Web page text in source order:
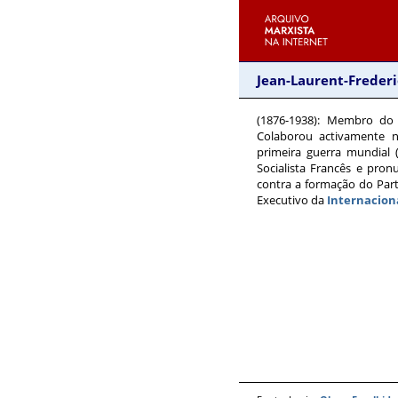
Jean-Laurent-
(1876-1938): Membro do
Colaborou activamente
primeira guerra mundial
Socialista Francês e
contra a formação do
Executivo da